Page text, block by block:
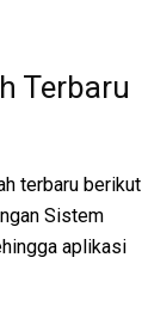
Terbaru
terbaru berikut
Sistem
aplikasi